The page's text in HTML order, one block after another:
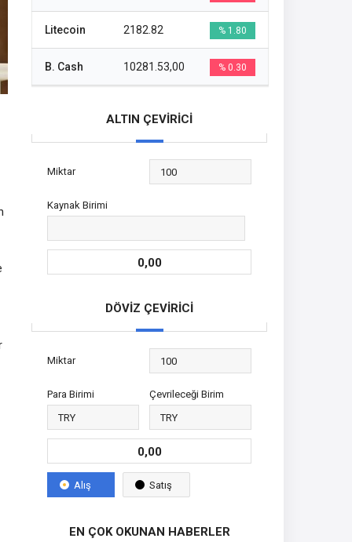
Litecoin 2182.82 % 1.80
B. Cash 10281.53,00 % 0.30
ALTIN ÇEVİRİCİ
Miktar
Kaynak Birimi
0,00
DÖVİZ ÇEVİRİCİ
Miktar
Para Birimi Çevrileceği Birim
0,00
Alış Satış
EN ÇOK OKUNAN HABERLER